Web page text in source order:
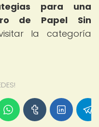
para una
de Papel Sin
la categoría